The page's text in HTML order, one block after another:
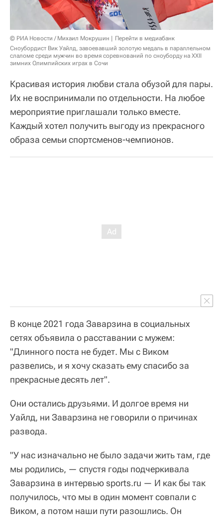
© РИА Новости / Михаил Мокрушин
Перейти в медиабанк
Сноубордист Вик Уайлд, завоевавший золотую медаль в параллельном
слаломе среди мужчин во время соревнований по сноуборду на XXII
зимних Олимпийских играх в Сочи
Красивая история любви стала обузой для пары.
Их не воспринимали по отдельности. На любое
мероприятие приглашали только вместе.
Каждый хотел получить выгоду из прекрасного
образа семьи спортсменов-чемпионов.
В конце 2021 года Заварзина в социальных
сетях объявила о расставании с мужем:
"Длинного поста не будет. Мы с Виком
развелись, и я хочу сказать ему спасибо за
прекрасные десять лет".
Они остались друзьями. И долгое время ни
Уайлд, ни Заварзина не говорили о причинах
развода.
"У нас изначально не было задачи жить там, где
мы родились, — спустя годы подчеркивала
Заварзина в интервью sports.ru — И как бы так
получилось, что мы в один момент совпали с
Виком, а потом наши пути разошлись. Он